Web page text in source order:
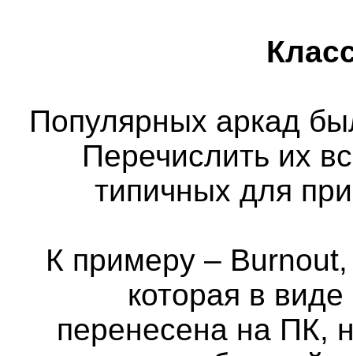
Популярных аркад
Перечислить их
типичных для
К примеру – Burnout,
которая в
перенесена на ПК,